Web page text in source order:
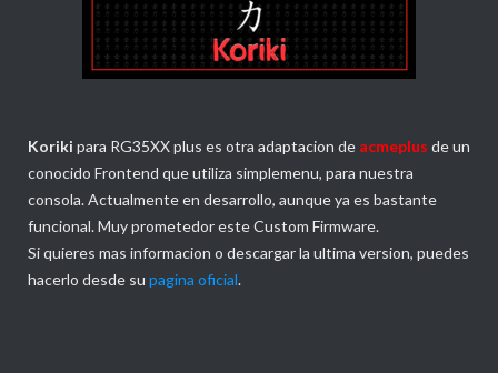
Koriki para RG35XX plus es otra adaptacion de acmeplus de un
conocido Frontend que utiliza simplemenu, para nuestra
consola. Actualmente en desarrollo, aunque ya es bastante
funcional. Muy prometedor este Custom Firmware.
Si quieres mas informacion o descargar la ultima version, puedes
hacerlo desde su pagina oficial.
Directamente
desde >>
ANBERNIC
<<